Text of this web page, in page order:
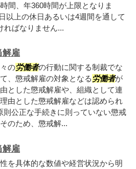
間、年360時間が上限となりま
以上の休日あるいは4週間を通して
ればなりません...
解雇
の労働者の行動に関する制裁でな
、懲戒解雇の対象となる 労働者が
とした懲戒解雇や、組織として連
由とした懲戒解雇などは認められ
則公正な手続きに則っていない懲戒
のため、懲戒解...
解雇
を具体的な数値や経営状況から明